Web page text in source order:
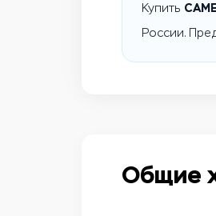
Купить
России.
Общие